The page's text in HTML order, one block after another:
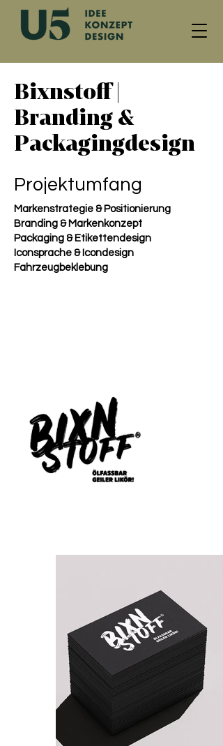
Bixnstoff |
Branding &
Packagingdesign
Projektumfang
Markenstrategie & Positionierung
Branding & Markenkonzept
Packaging & Etikettendesign
Iconsprache & Icondesign
Fahrzeugbeklebung